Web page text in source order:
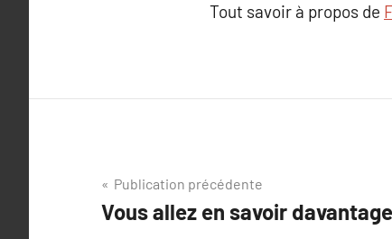
Tout savoir à propos de
Navigation
de
Publication précédente
Vous allez en savoir